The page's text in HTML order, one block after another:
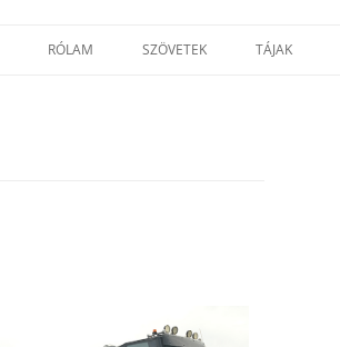
RÓLAM SZÖVETEK TÁJAK